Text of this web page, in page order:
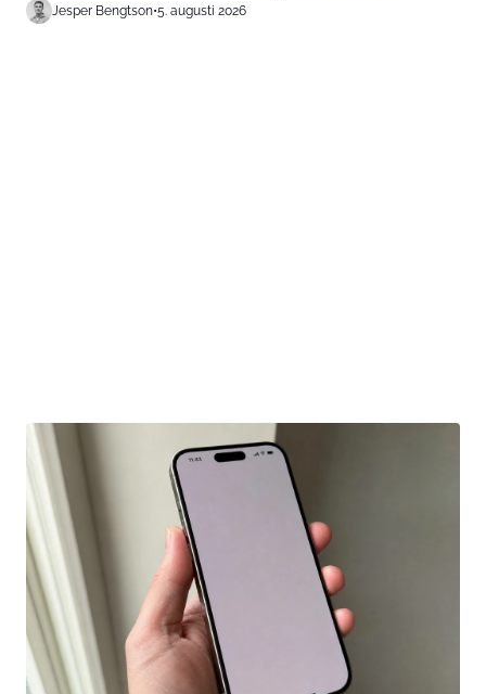
Jesper Bengtson•5. augusti 2026